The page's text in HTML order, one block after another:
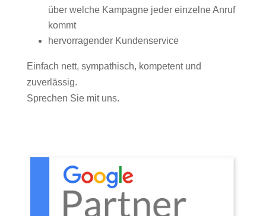
über welche Kampagne jeder einzelne Anruf
kommt
hervorragender Kundenservice
Einfach nett, sympathisch, kompetent und
zuverlässig.
Sprechen Sie mit uns.